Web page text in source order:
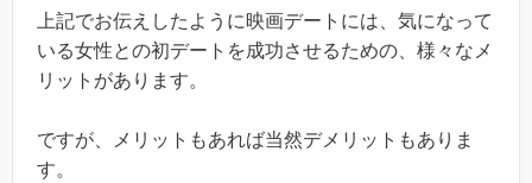
上記でお伝えしたように映画デートには、気になって
いる女性との初デートを成功させるための、様々なメ
リットがあります。
ですが、メリットもあれば当然デメリットもありま
す。